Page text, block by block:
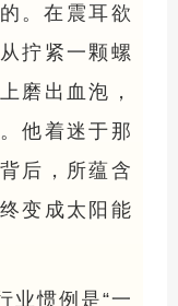
。在震耳欲
拧紧一颗螺
磨出血泡，
他着迷于那
后，所蕴含
变成太阳能
业惯例是“一